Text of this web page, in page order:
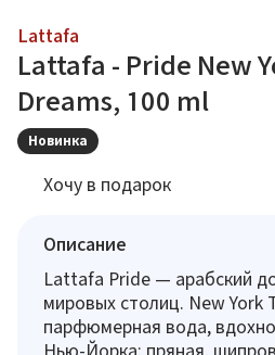
Lattafa
Lattafa - Pride New
Dreams, 100 ml
Новинка
Хочу в подарок
Описание
Lattafa Pride — арабский
мировых столиц. New York
парфюмерная вода,
Нью-Йорка: пряная,